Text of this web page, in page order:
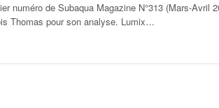
numéro de Subaqua Magazine N°313 (Mars-Avril
Thomas pour son analyse. Lumix…